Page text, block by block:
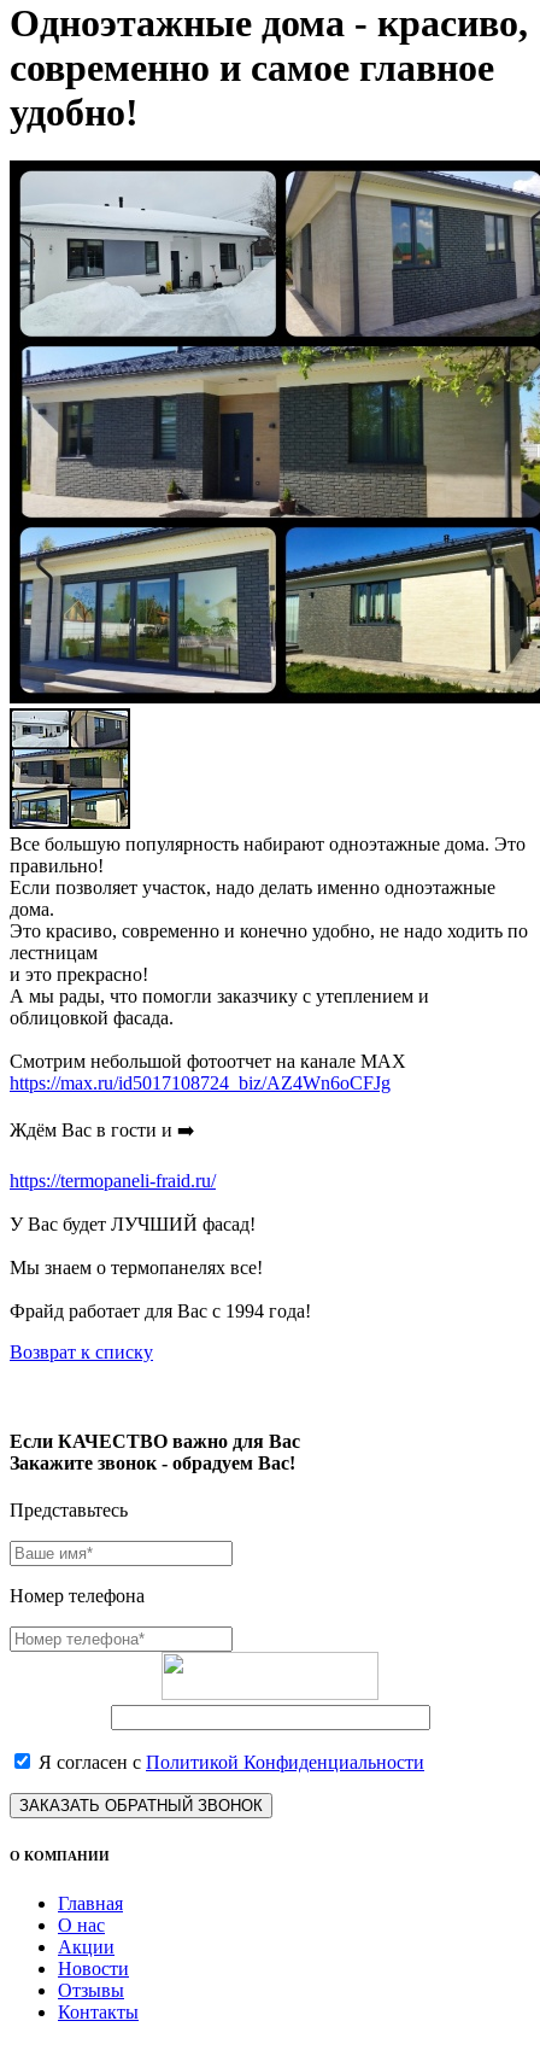
Одноэтажные дома - красиво,
современно и самое главное
удобно!
Все большую популярность набирают одноэтажные дома. Это
правильно!
Если позволяет участок, надо делать именно одноэтажные
дома.
Это красиво, современно и конечно удобно, не надо ходить по
лестницам
и это прекрасно!
А мы рады, что помогли заказчику с утеплением и
облицовкой фасада.
Смотрим небольшой фотоотчет на канале MAX
https://max.ru/id5017108724_biz/AZ4Wn6oCFJg
Ждём Вас в гости и ➡️
https://termopaneli-fraid.ru/
У Вас будет ЛУЧШИЙ фасад!
Мы знаем о термопанелях все!
Фрайд работает для Вас с 1994 года!
Возврат к списку
Если КАЧЕСТВО важно для Вас
Закажите звонок - обрадуем Вас!
Представьтесь
Номер телефона
Я согласен с Политикой Конфиденциальности
ЗАКАЗАТЬ ОБРАТНЫЙ ЗВОНОК
О КОМПАНИИ
Главная
О нас
Акции
Новости
Отзывы
Контакты